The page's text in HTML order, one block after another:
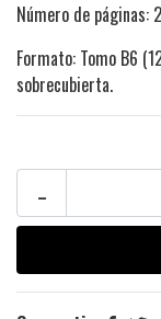
Número de páginas:
Formato: Tomo B6
sobrecubierta.
-